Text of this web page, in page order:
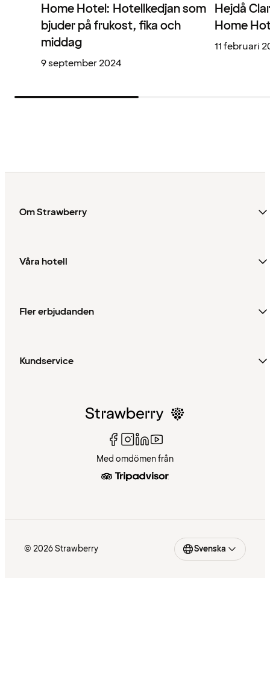
Home Hotel: Hotellkedjan som
bjuder på frukost, fika och
middag
9 september 2024
Hejdå
Home
11 februari
Om Strawberry
Våra hotell
Fler erbjudanden
Kundservice
Med omdömen från
© 2026 Strawberry Svenska